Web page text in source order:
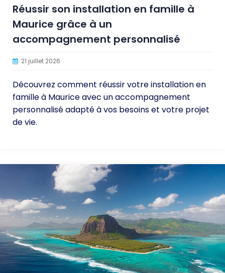
Réussir son installation en famille à
Maurice grâce à un
accompagnement personnalisé
21 juillet 2026
Découvrez comment réussir votre installation en
famille à Maurice avec un accompagnement
personnalisé adapté à vos besoins et votre projet
de vie.